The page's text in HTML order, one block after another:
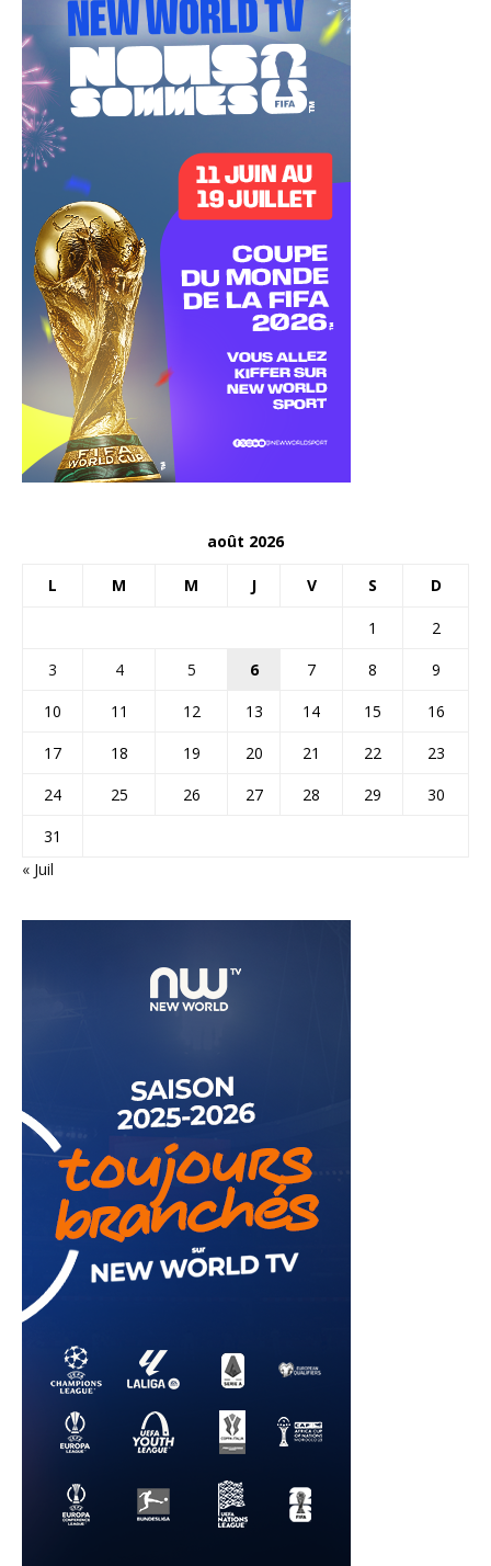
août 2026
L M M J V S D
1
2
3
4 5 6 7 8
9
10
11 12 13 14 15
16
17
18 19 20 21 22
23
24
25 26 27 28 29
30
31
« Juil